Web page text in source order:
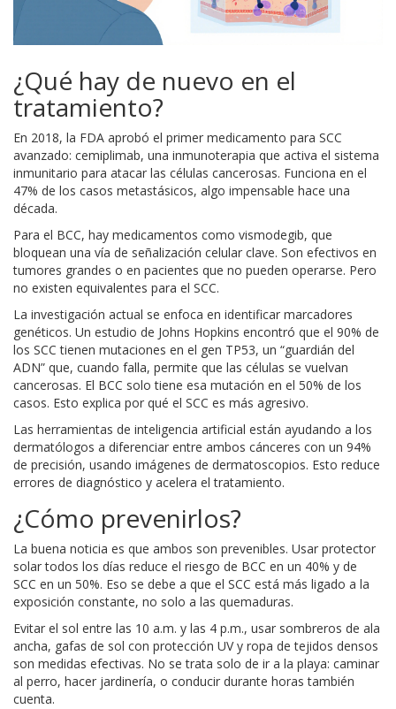
¿Qué hay de nuevo en el
tratamiento?
En 2018, la FDA aprobó el primer medicamento para SCC
avanzado: cemiplimab, una inmunoterapia que activa el sistema
inmunitario para atacar las células cancerosas. Funciona en el
47% de los casos metastásicos, algo impensable hace una
década.
Para el BCC, hay medicamentos como vismodegib, que
bloquean una vía de señalización celular clave. Son efectivos en
tumores grandes o en pacientes que no pueden operarse. Pero
no existen equivalentes para el SCC.
La investigación actual se enfoca en identificar marcadores
genéticos. Un estudio de Johns Hopkins encontró que el 90% de
los SCC tienen mutaciones en el gen TP53, un “guardián del
ADN” que, cuando falla, permite que las células se vuelvan
cancerosas. El BCC solo tiene esa mutación en el 50% de los
casos. Esto explica por qué el SCC es más agresivo.
Las herramientas de inteligencia artificial están ayudando a los
dermatólogos a diferenciar entre ambos cánceres con un 94%
de precisión, usando imágenes de dermatoscopios. Esto reduce
errores de diagnóstico y acelera el tratamiento.
¿Cómo prevenirlos?
La buena noticia es que ambos son prevenibles. Usar protector
solar todos los días reduce el riesgo de BCC en un 40% y de
SCC en un 50%. Eso se debe a que el SCC está más ligado a la
exposición constante, no solo a las quemaduras.
Evitar el sol entre las 10 a.m. y las 4 p.m., usar sombreros de ala
ancha, gafas de sol con protección UV y ropa de tejidos densos
son medidas efectivas. No se trata solo de ir a la playa: caminar
al perro, hacer jardinería, o conducir durante horas también
cuenta.